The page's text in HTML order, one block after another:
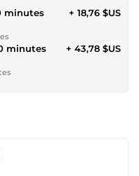
minutes + 18,76 $US
minutes + 43,78 $US